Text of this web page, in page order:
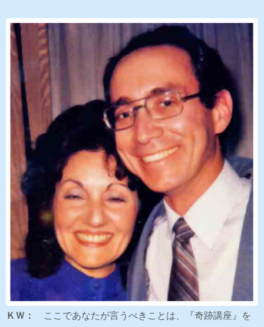
ＫＷ：
ここであなたが言うべきことは、『奇跡講座』を